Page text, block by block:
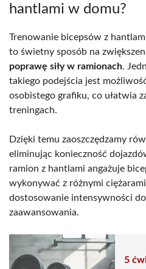
hantlami w domu?
Trenowanie bicepsów z
to świetny sposób na
poprawę siły w ramionach.
takiego podejścia jest
osobistego grafiku, co ułatwia
treningach.
Dzięki temu zaoszczędzamy
eliminując konieczność
ramion z hantlami angażuje
wykonywać z różnymi
dostosowanie intensywności
zaawansowania.
5